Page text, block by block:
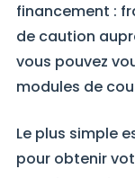
financement :
de caution
vous pouvez
modules de
Le plus simple
pour obtenir